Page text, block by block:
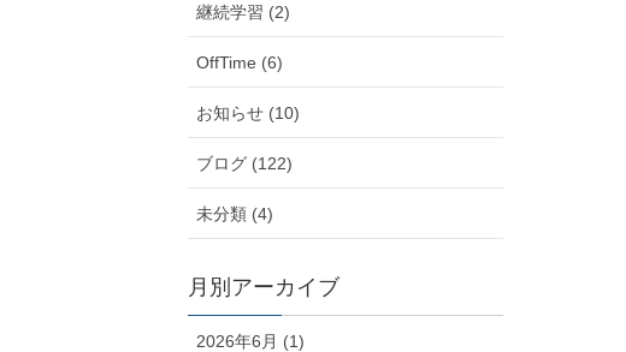
継続学習 (2)
OffTime (6)
お知らせ (10)
ブログ (122)
未分類 (4)
月別アーカイブ
2026年6月 (1)